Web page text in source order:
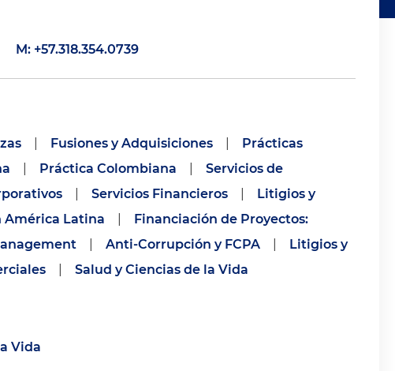
M: +57.318.354.0739
Fusiones y Adquisiciones
Prácticas
Práctica Colombiana
Servicios de
Servicios Financieros
Litigios y
América Latina
Financiación de Proyectos:
Anti-Corrupción y FCPA
Litigios y
Salud y Ciencias de la Vida
Vida